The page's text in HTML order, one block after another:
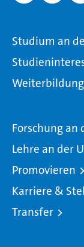
Studium an
Weiterbildung
Forschung an
Lehre an der
Promovieren
Karriere &
Transfer